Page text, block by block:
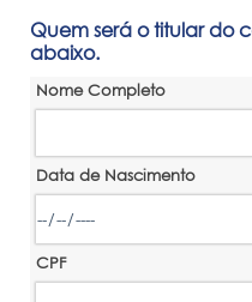
Quem será o titular do
abaixo.
Nome Completo
Data de Nascimento
CPF